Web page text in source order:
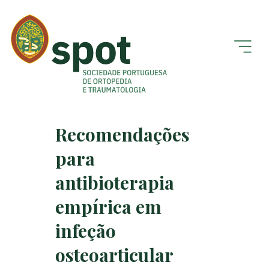
Recomendações
para
antibioterapia
empírica em
infeção
osteoarticular